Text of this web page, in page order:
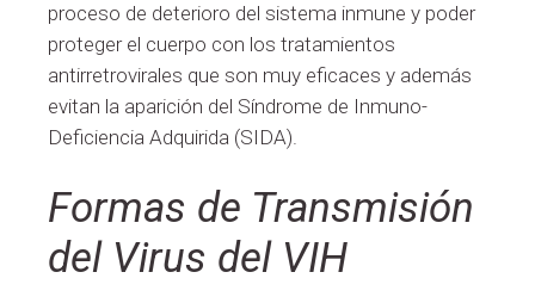
proceso de deterioro del sistema inmune y poder
proteger el cuerpo con los tratamientos
antirretrovirales que son muy eficaces y además
evitan la aparición del Síndrome de Inmuno-
Deficiencia Adquirida (SIDA).
Formas de Transmisión​​
del Virus del VIH